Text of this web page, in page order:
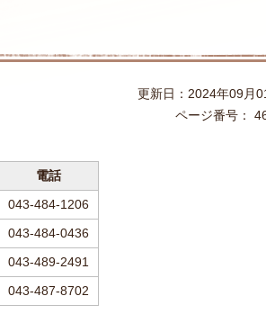
更新日：2024年09月
ページ番号：
電話
043-484-1206
043-484-0436
043-489-2491
043-487-8702